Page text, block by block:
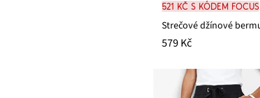
521 Kč s kódem FOCUS
579 Kč